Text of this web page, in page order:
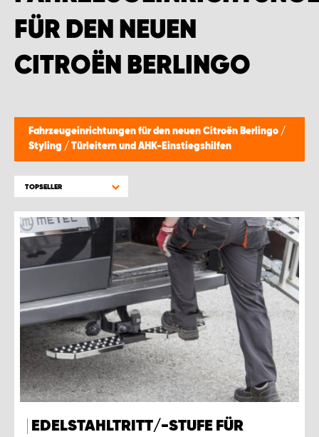
FÜR DEN NEUEN
CITROËN BERLINGO
Fahrzeugeinrichtungen für den neuen Citroën Berlingo /
Styling / Türleitern und AHK-Einstiegshilfen
TOPSELLER
EDELSTAHLTRITT/-STUFE FÜR
WORK SYSTEM WORK SYSTEM BRÜGGE